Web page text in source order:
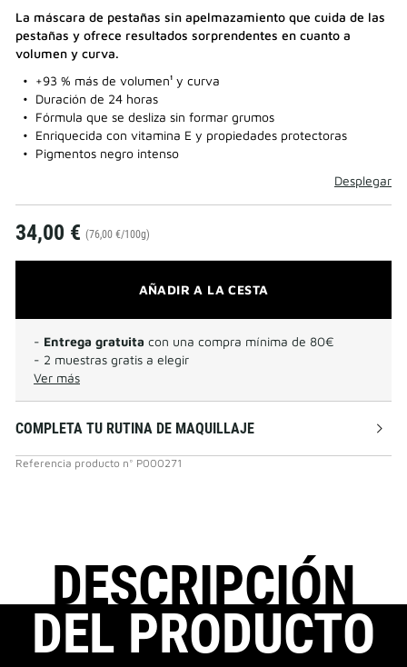
La máscara de pestañas sin apelmazamiento que cuida de las
pestañas y ofrece resultados sorprendentes en cuanto a
volumen y curva.
+93 % más de volumen¹ y curva
Duración de 24 horas
Fórmula que se desliza sin formar grumos
Enriquecida con vitamina E y propiedades protectoras
Pigmentos negro intenso
Desplegar
34,00 € (76,00 €/100g)
AÑADIR A LA CESTA
- Entrega gratuita con una compra mínima de 80€
- 2 muestras gratis a elegir
Ver más
COMPLETA TU RUTINA DE MAQUILLAJE
Referencia producto n° P000271
DESCRIPCIÓN
DEL PRODUCTO